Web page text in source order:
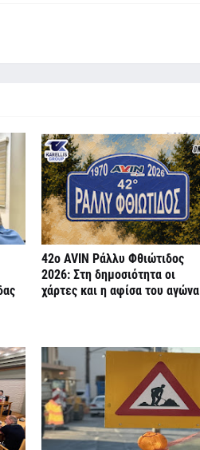
42ο AVIN Ράλλυ Φθιώτιδος
2026: Στη δημοσιότητα οι
χάρτες και η αφίσα του αγώνα